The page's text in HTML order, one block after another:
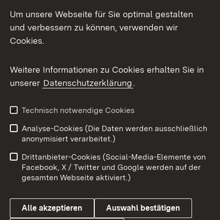
Facebook
X / Twitter
Youtube
Impressum
Kontakt
Barrierefreiheit
Datenschutz
Cookies
Um unsere Webseite für Sie optimal gestalten
und verbessern zu können, verwenden wir
Cookies.
Weitere Informationen zu Cookies erhalten Sie in
unserer Datenschutzerklärung.
Technisch notwendige Cookies
Analyse-Cookies (Die Daten werden ausschließlich
anonymisiert verarbeitet.)
Drittanbieter-Cookies (Social-Media-Elemente von
Facebook, X / Twitter und Google werden auf der
gesamten Webseite aktiviert.)
Alle akzeptieren Auswahl bestätigen